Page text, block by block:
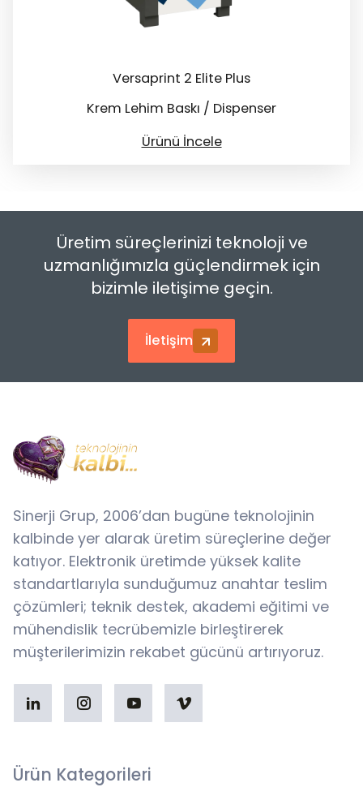
Versaprint 2 Elite Plus
Krem Lehim Baskı / Dispenser
Ürünü İncele
Üretim süreçlerinizi teknoloji ve
uzmanlığımızla güçlendirmek için
bizimle iletişime geçin.
İletişim
Sinerji Grup, 2006’dan bugüne teknolojinin
kalbinde yer alarak üretim süreçlerine değer
katıyor. Elektronik üretimde yüksek kalite
standartlarıyla sunduğumuz anahtar teslim
çözümleri; teknik destek, akademi eğitimi ve
mühendislik tecrübemizle birleştirerek
müşterilerimizin rekabet gücünü artırıyoruz.
Ürün Kategorileri